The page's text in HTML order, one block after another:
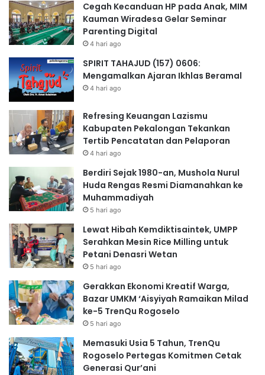
Cegah Kecanduan HP pada Anak, MIM
Kauman Wiradesa Gelar Seminar
Parenting Digital
4 hari ago
SPIRIT TAHAJUD (157) 0606:
Mengamalkan Ajaran Ikhlas Beramal
4 hari ago
Refresing Keuangan Lazismu
Kabupaten Pekalongan Tekankan
Tertib Pencatatan dan Pelaporan
4 hari ago
Berdiri Sejak 1980-an, Mushola Nurul
Huda Rengas Resmi Diamanahkan ke
Muhammadiyah
5 hari ago
Lewat Hibah Kemdiktisaintek, UMPP
Serahkan Mesin Rice Milling untuk
Petani Denasri Wetan
5 hari ago
Gerakkan Ekonomi Kreatif Warga,
Bazar UMKM ‘Aisyiyah Ramaikan Milad
ke-5 TrenQu Rogoselo
5 hari ago
Memasuki Usia 5 Tahun, TrenQu
Rogoselo Pertegas Komitmen Cetak
Generasi Qur’ani